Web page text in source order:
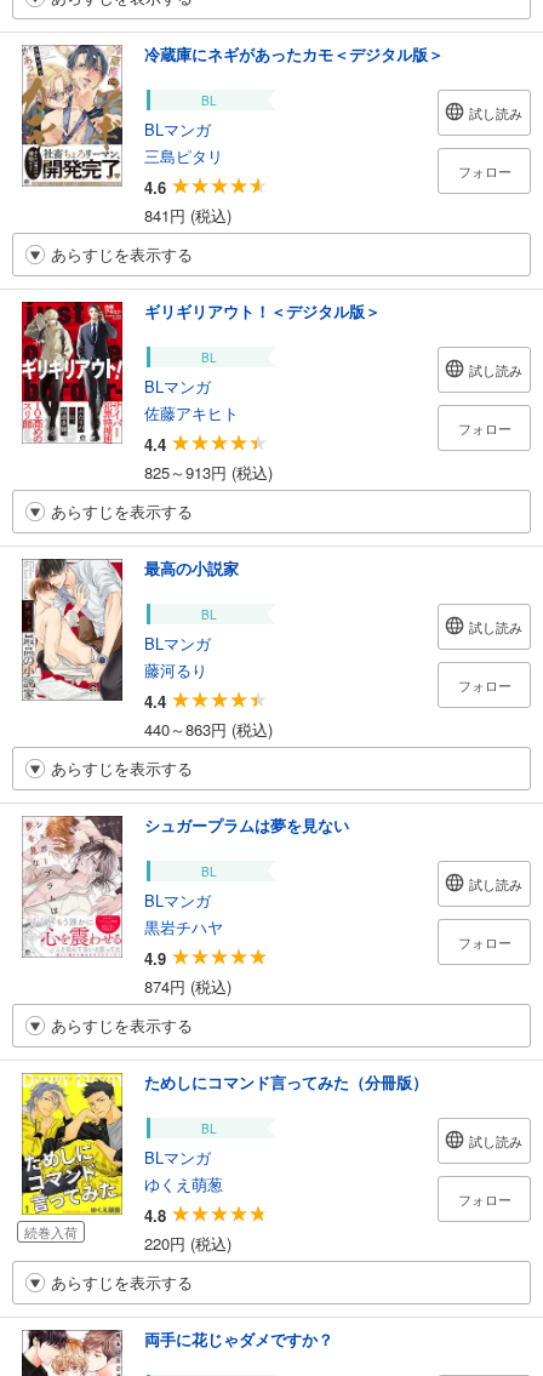
冷蔵庫にネギがあったカモ＜デジタル版＞
BL
BLマンガ
三島ピタリ
4.6
841円 (税込)
試し読み
フォロー
あらすじを表示する
ギリギリアウト！＜デジタル版＞
BL
BLマンガ
佐藤アキヒト
4.4
825～913円 (税込)
試し読み
フォロー
あらすじを表示する
最高の小説家
BL
BLマンガ
藤河るり
4.4
440～863円 (税込)
試し読み
フォロー
あらすじを表示する
シュガープラムは夢を見ない
BL
BLマンガ
黒岩チハヤ
4.9
874円 (税込)
試し読み
フォロー
あらすじを表示する
続巻入荷
ためしにコマンド言ってみた（分冊版）
BL
BLマンガ
ゆくえ萌葱
4.8
220円 (税込)
試し読み
フォロー
あらすじを表示する
両手に花じゃダメですか？